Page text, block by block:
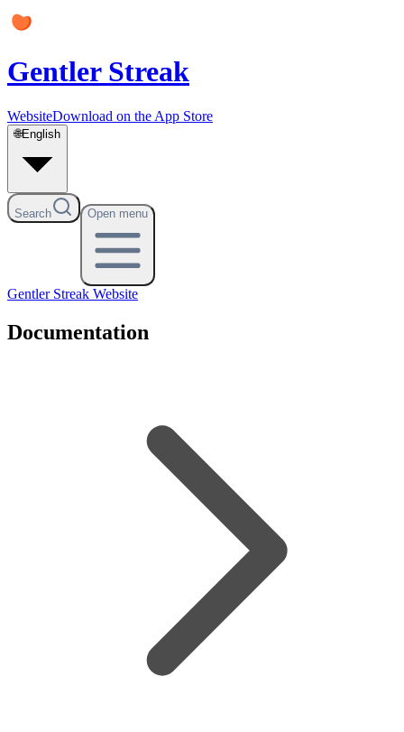
Gentler Streak
WebsiteDownload on the App Store
🌐English
Search Open menu
Gentler Streak Website
Documentation